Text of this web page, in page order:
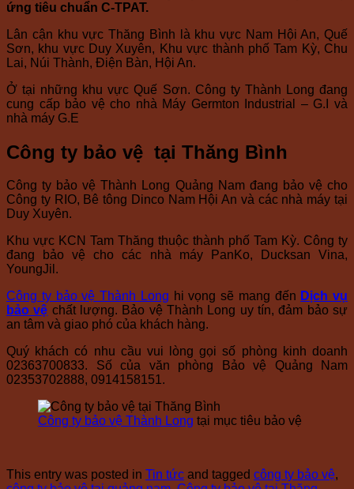
ứng tiêu chuẩn C-TPAT.
Lân cận khu vực Thăng Bình là khu vực Nam Hội An, Quế
Sơn, khu vực Duy Xuyên, Khu vực thành phố Tam Kỳ, Chu
Lai, Núi Thành, Điện Bàn, Hội An.
Ở tại những khu vực Quế Sơn. Công ty Thành Long đang
cung cấp bảo vệ cho nhà Máy Germton Industrial – G.I và
nhà máy G.E
Công ty bảo vệ tại Thăng Bình
Công ty bảo vệ Thành Long Quảng Nam đang bảo vệ cho
Công ty RIO, Bê tông Dinco Nam Hội An và các nhà máy tại
Duy Xuyên.
Khu vực KCN Tam Thăng thuộc thành phố Tam Kỳ. Công ty
đang bảo vệ cho các nhà máy PanKo, Ducksan Vina,
YoungJil.
Công ty bảo vệ Thành Long hi vọng sẽ mang đến Dịch vụ
bảo vệ chất lượng. Bảo vệ Thành Long uy tín, đảm bảo sự
an tâm và giao phó của khách hàng.
Quý khách có nhu cầu vui lòng gọi số phòng kinh doanh
02363700833. Số của văn phòng Bảo vệ Quảng Nam
02353702888, 0914158151.
Công ty bảo vệ Thành Long tại mục tiêu bảo vệ
This entry was posted in Tin tức and tagged công ty bảo vệ,